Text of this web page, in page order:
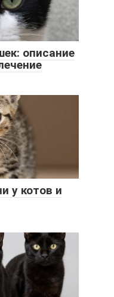
описание
у котов и